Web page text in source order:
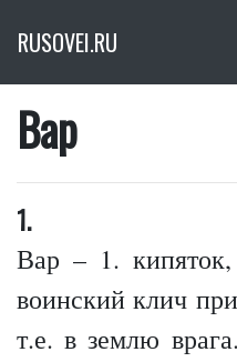
RUSOVEI.RU
Вар
1.
Вар – 1.
воинский клич
т.е. в землю